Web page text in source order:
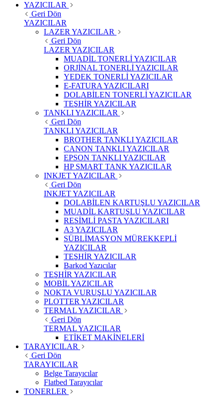
YAZICILAR
Geri Dön
YAZICILAR
LAZER YAZICILAR
Geri Dön
LAZER YAZICILAR
MUADİL TONERLİ YAZICILAR
ORJİNAL TONERLİ YAZICILAR
YEDEK TONERLİ YAZICILAR
E-FATURA YAZICILARI
DOLABİLEN TONERLİ YAZICILAR
TEŞHİR YAZICILAR
TANKLI YAZICILAR
Geri Dön
TANKLI YAZICILAR
BROTHER TANKLI YAZICILAR
CANON TANKLI YAZICILAR
EPSON TANKLI YAZICILAR
HP SMART TANK YAZICILAR
INKJET YAZICILAR
Geri Dön
INKJET YAZICILAR
DOLABİLEN KARTUŞLU YAZICILAR
MUADİL KARTUŞLU YAZICILAR
RESİMLİ PASTA YAZICILARI
A3 YAZICILAR
SÜBLİMASYON MÜREKKEPLİ
YAZICILAR
TEŞHİR YAZICILAR
Barkod Yazıcılar
TEŞHİR YAZICILAR
MOBİL YAZICILAR
NOKTA VURUŞLU YAZICILAR
PLOTTER YAZICILAR
TERMAL YAZICILAR
Geri Dön
TERMAL YAZICILAR
ETİKET MAKİNELERİ
TARAYICILAR
Geri Dön
TARAYICILAR
Belge Tarayıcılar
Flatbed Tarayıcılar
TONERLER